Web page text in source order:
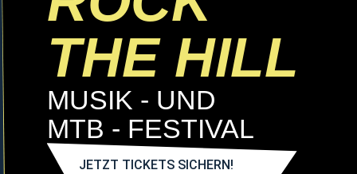
THE HILL
MUSIK - UND
MTB - FESTIVAL
JETZT TICKETS SICHERN!